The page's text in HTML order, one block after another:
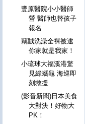
豐原醫院小小醫師
營 醫師也替孩子
報名
竊賊洗澡全裸被逮
你家就是我家！
小琉球大福溪港驚
見綠蠵龜 海巡即
刻救援
(影音新聞)日本美食
大對決！好物大
PK！